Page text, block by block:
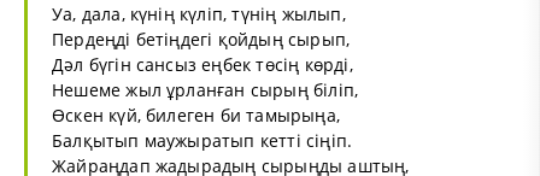
Уа, дала, күнің күліп, түнің жылып,
Пердеңді бетіңдегі қойдың сырып,
Дәл бүгін сансыз еңбек төсің көрді,
Нешеме жыл ұрланған сырың біліп,
Өскен күй, билеген би тамырыңа,
Балқытып маужыратып кетті сіңіп.
Жайраңдап жадырадың сырыңды аштың,